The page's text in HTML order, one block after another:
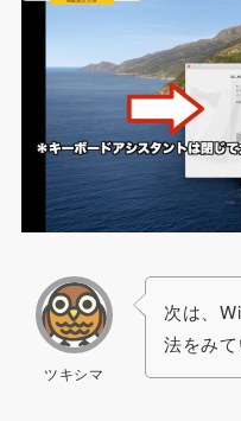
ツキシマ
次は、
法をみて